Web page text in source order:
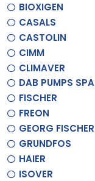
BIOXIGEN
CASALS
CASTOLIN
CIMM
CLIMAVER
DAB PUMPS SPA
FISCHER
FREON
GEORG FISCHER
GRUNDFOS
HAIER
ISOVER